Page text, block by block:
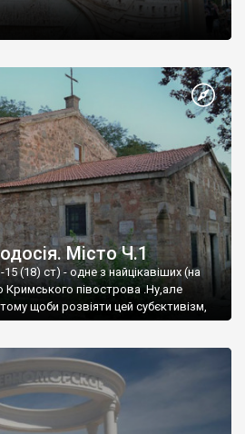
Місто Ч.1
(18) ст) - одне з найцікавіших (на
Кримського півострова .Ну,але
щоби розвіяти цей субєктивізм,